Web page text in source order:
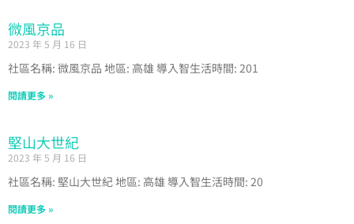
微風京品
2023 年 5 月 16 日
社區名稱: 微風京品 地區: 高雄 導入智生活時間: 201
閱讀更多 »
堅山大世紀
2023 年 5 月 16 日
社區名稱: 堅山大世紀 地區: 高雄 導入智生活時間: 20
閱讀更多 »